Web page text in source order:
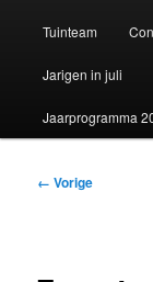
Tuinteam
Jarigen in juli
Jaarprogramma
← Vorige